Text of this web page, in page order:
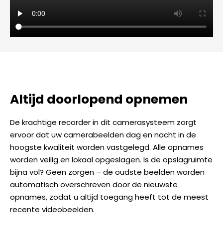
Altijd doorlopend opnemen
De krachtige recorder in dit camerasysteem zorgt
ervoor dat uw camerabeelden dag en nacht in de
hoogste kwaliteit worden vastgelegd. Alle opnames
worden veilig en lokaal opgeslagen. Is de opslagruimte
bijna vol? Geen zorgen – de oudste beelden worden
automatisch overschreven door de nieuwste
opnames, zodat u altijd toegang heeft tot de meest
recente videobeelden.